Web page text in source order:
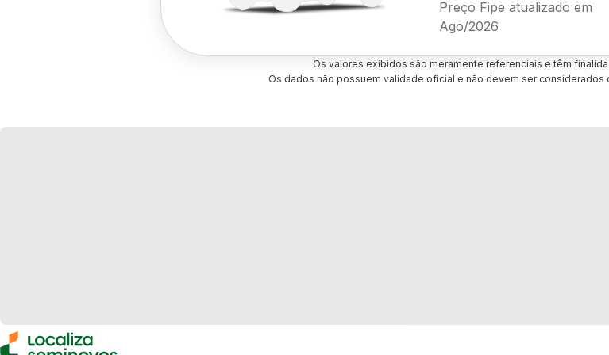
Preço Fipe atualizado em
Ago/2026
Os valores exibidos são meramente referenciais e têm
Os dados não possuem validade oficial e não devem ser considerados